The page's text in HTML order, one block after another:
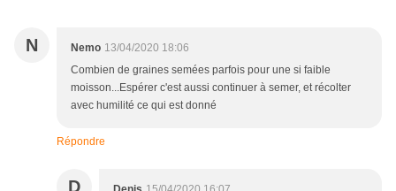
N Nemo 13/04/2020 18:06
Combien de graines semées parfois pour une si faible
moisson...Espérer c'est aussi continuer à semer, et récolter
avec humilité ce qui est donné
Répondre
D